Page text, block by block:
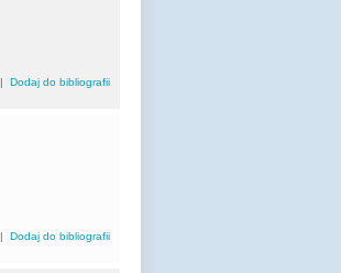
|Dodaj do bibliografii
|Dodaj do bibliografii